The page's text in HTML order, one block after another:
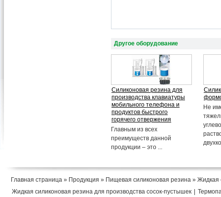
Другое оборудование
Силиконовая резина для
производства клавиатуры
мобильного телефона и
продуктов быстрого
горячего отвержения
Главным из всех
преимуществ данной
продукции – это ...
Не
Главная страница » Продукция » Пищевая силиконовая резина » Жидкая
Жидкая силиконовая резина для производства сосок-пустышек